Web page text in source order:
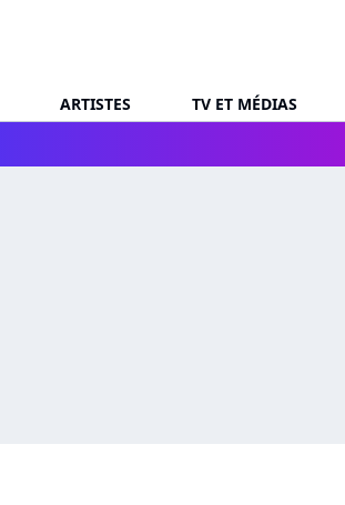
ARTISTES TV ET MÉDIAS